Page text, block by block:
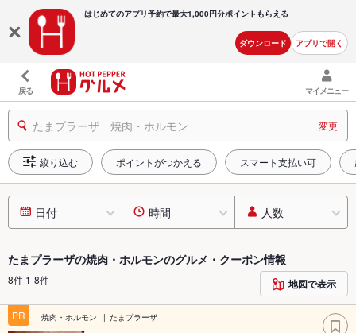
はじめてのアプリ予約で最大1,000円分ポイントもらえる
ダウンロード アプリで開く
戻る マイメニュー
たまプラーザ 焼肉・ホルモン 変更
絞り込む ポイントがつかえる スマート支払い可
日付 時間 人数
たまプラーザの焼肉・ホルモンのグルメ・クーポン情報
8件 1-8件 地図で表示
PR 焼肉・ホルモン たまプラーザ